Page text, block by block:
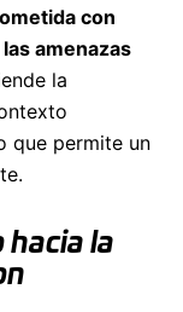
con
amenazas
la
que permite un
hacia la